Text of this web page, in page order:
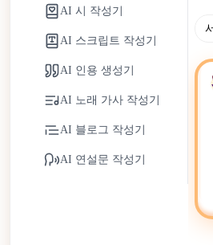
보다는 인간 주도의 창의성과 의
복적인 작업을 간소화하는 협력
AI 시 작성기
AI 스크립트 작성기
AI 인용 생성기
AI 노래 가사 작성기
AI 블로그 작성기
AI 연설문 작성기